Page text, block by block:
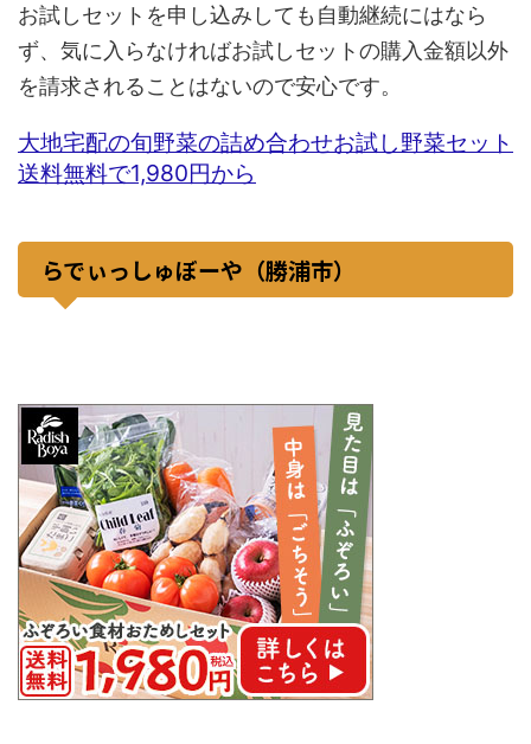
お試しセットを申し込みしても自動継続にはなら
ず、気に入らなければお試しセットの購入金額以外
を請求されることはないので安心です。
大地宅配の旬野菜の詰め合わせお試し野菜セット
送料無料で1,980円から
らでぃっしゅぼーや（勝浦市）